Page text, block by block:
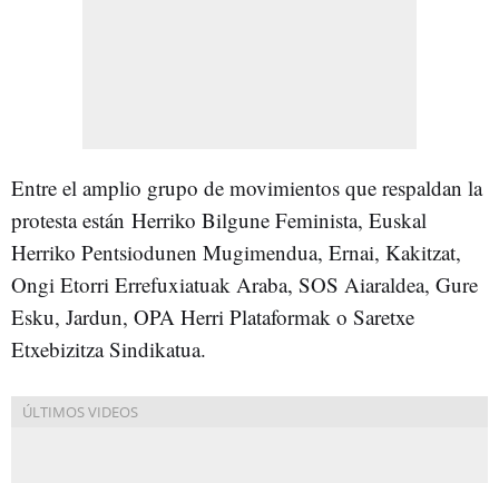
Entre el amplio grupo de movimientos que respaldan la
protesta están Herriko Bilgune Feminista, Euskal
Herriko Pentsiodunen Mugimendua, Ernai, Kakitzat,
Ongi Etorri Errefuxiatuak Araba, SOS Aiaraldea, Gure
Esku, Jardun, OPA Herri Plataformak o Saretxe
Etxebizitza Sindikatua.